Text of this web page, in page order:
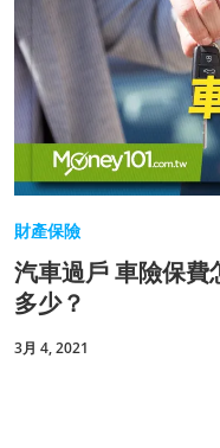
財產保險
汽車過戶 車險保費
多少？
3月 4, 2021